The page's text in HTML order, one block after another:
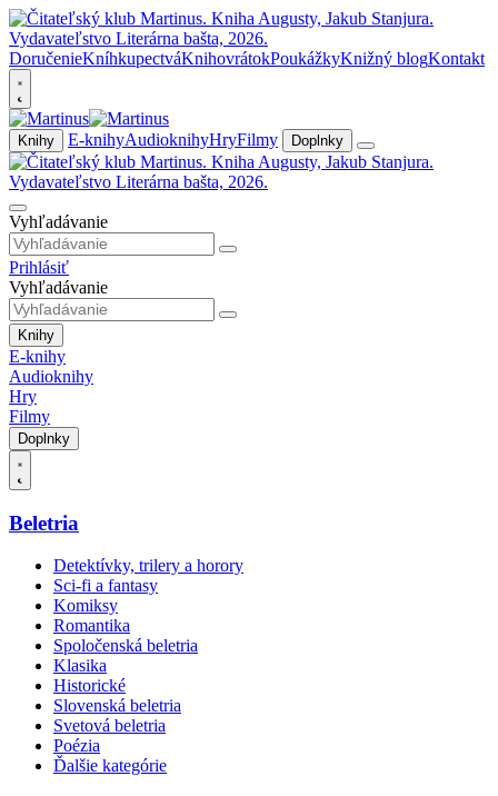
DoručenieKníhkupectváKnihovrátokPoukážkyKnižný blogKontakt
Knihy E-knihyAudioknihyHryFilmy Doplnky
Vyhľadávanie
Prihlásiť
Vyhľadávanie
Knihy
E-knihy
Audioknihy
Hry
Filmy
Doplnky
Beletria
Detektívky, trilery a horory
Sci-fi a fantasy
Komiksy
Romantika
Spoločenská beletria
Klasika
Historické
Slovenská beletria
Svetová beletria
Poézia
Ďalšie kategórie